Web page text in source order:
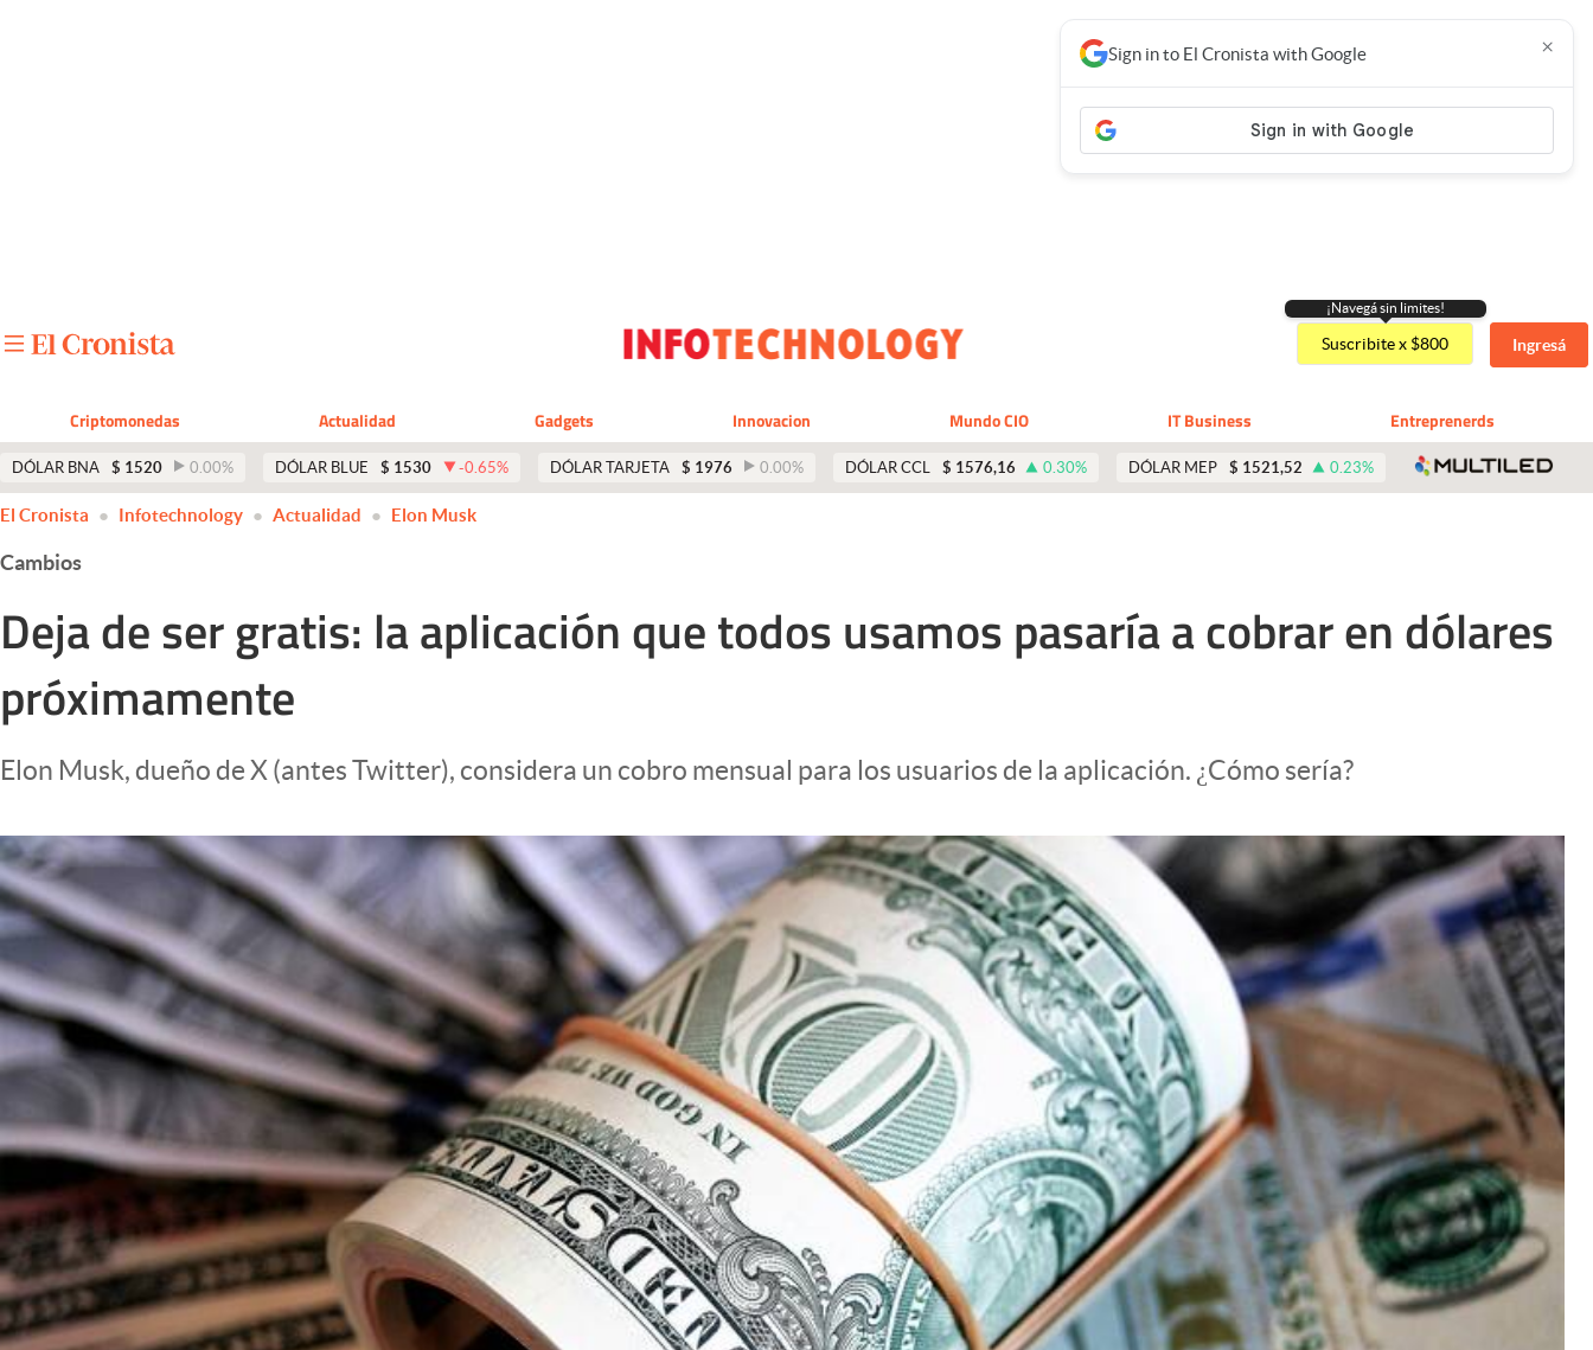
Apertura
Clima
Mundial 2026
Eventos Corporativos
El Cronista Studio
abre en nueva pestaña
¡Navegá sin limites!
Suscribite x $800 Ingresá
Criptomonedas Actualidad Gadgets Innovacion Mundo CIO IT Business Entreprenerds
DÓLAR BNA $ 1520 0.00% DÓLAR BLUE $ 1530 -0.65% DÓLAR TARJETA $ 1976 0.00% DÓLAR CCL $ 1576,16 0.30% DÓLAR MEP $ 1521,52 0.23%
Sign in to El Cronista with Google ×
El Cronista Infotechnology Actualidad Elon Musk
Cambios
Deja de ser gratis: la aplicación que todos usamos pasaría a cobrar en dólares
próximamente
Elon Musk, dueño de X (antes Twitter), considera un cobro mensual para los usuarios de la aplicación. ¿Cómo sería?